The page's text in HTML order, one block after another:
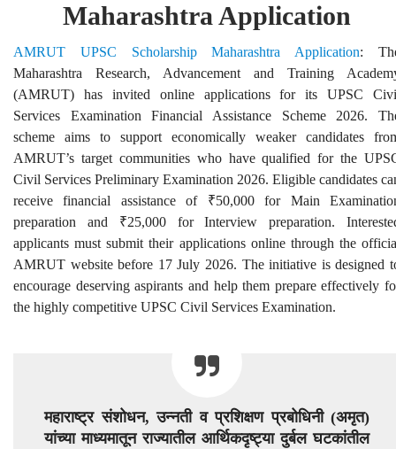
Maharashtra Application
AMRUT UPSC Scholarship Maharashtra Application:
Maharashtra Research, Advancement and Training
(AMRUT) has invited online applications for its UPSC
Services Examination Financial Assistance Scheme 2026.
scheme aims to support economically weaker candidates
AMRUT’s target communities who have qualified for the
Civil Services Preliminary Examination 2026. Eligible candidates
receive financial assistance of ₹50,000 for Main
preparation and ₹25,000 for Interview preparation.
applicants must submit their applications online through the
AMRUT website before 17 July 2026. The initiative is designed
encourage deserving aspirants and help them prepare effectively
the highly competitive UPSC Civil Services Examination.
महाराष्ट्र संशोधन, उन्नती व प्रशिक्षण प्रबोधिनी (अमृत)
यांच्या माध्यमातून राज्यातील आर्थिकदृष्ट्या दुर्बल घटकांतील